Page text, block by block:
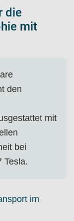
die
mit
den
mit
bei
Tesla.
im